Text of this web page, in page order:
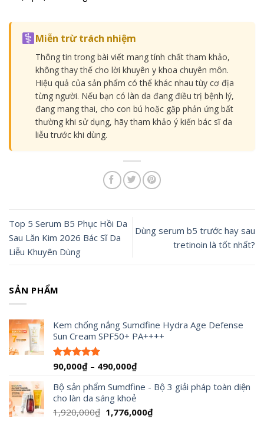
Miễn trừ trách nhiệm
Thông tin trong bài viết mang tính chất tham khảo,
không thay thế cho lời khuyên y khoa chuyên môn.
Hiệu quả của sản phẩm có thể khác nhau tùy cơ địa
từng người. Nếu bạn có làn da đang điều trị bệnh lý,
đang mang thai, cho con bú hoặc gặp phản ứng bất
thường khi sử dụng, hãy tham khảo ý kiến bác sĩ da
liễu trước khi dùng.
Top 5 Serum B5 Phục Hồi Da
Sau Lăn Kim 2026 Bác Sĩ Da
Liễu Khuyên Dùng
Dùng serum b5 trước hay sau
tretinoin là tốt nhất?
SẢN PHẨM
Kem chống nắng Sumdfine Hydra Age Defense
Sun Cream SPF50+ PA++++
Được xếp
5 sao
90,000₫ – 490,000₫Khoảng
từ
đến
Bộ sản phẩm Sumdfine - Bộ 3 giải pháp toàn diện
cho làn da sáng khoẻ
1,920,000₫ Giá
1,776,000₫Giá